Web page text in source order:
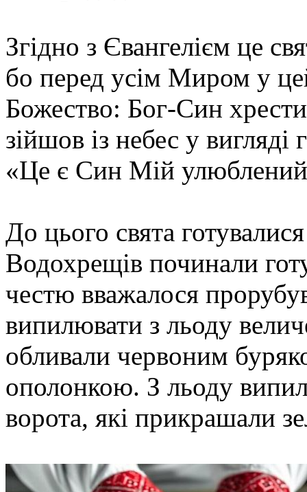
Згідно з Євангелієм це
бо перед усім Миром у
Божество: Бог-Син
зійшов із небес у
«Це є Син Мій
До цього свята
Водохрещів починали
честю вважалося
випилювати з льоду
обливали червоним
ополонкою. З льоду
ворота, які прикрашали